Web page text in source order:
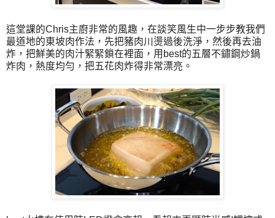
這堂課的Chris主廚非常的風趣，在談笑風生中一步步教我們
最道地的東坡肉作法，先把豬肉川燙過後洗淨，然後再去油
炸，把鮮美的肉汁緊緊鎖在裡面，用best的五層不鏽鋼炒鍋
炸肉，熱度均勻，把五花肉炸得非常漂亮。